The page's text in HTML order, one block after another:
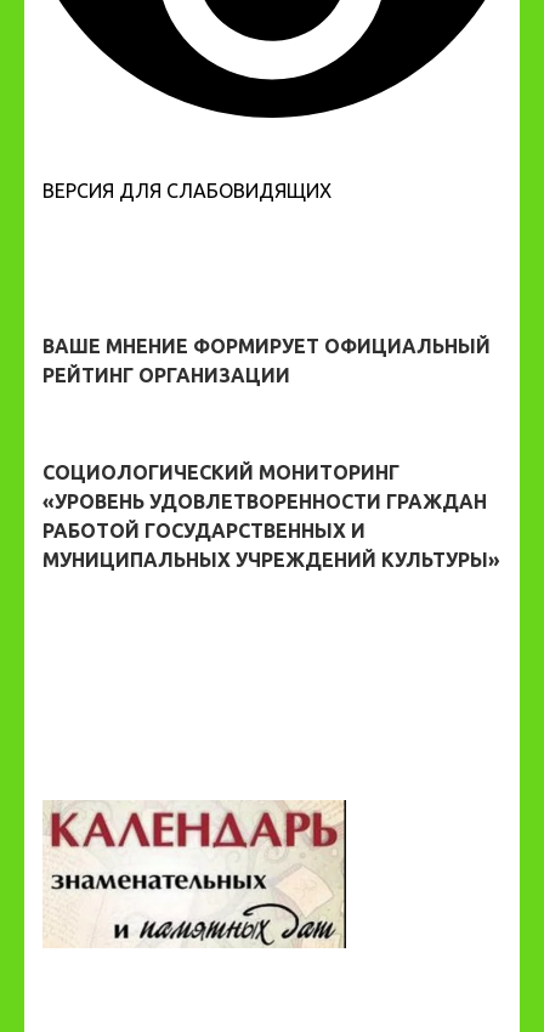
ВЕРСИЯ ДЛЯ СЛАБОВИДЯЩИХ
ВАШЕ МНЕНИЕ ФОРМИРУЕТ ОФИЦИАЛЬНЫЙ
РЕЙТИНГ ОРГАНИЗАЦИИ
СОЦИОЛОГИЧЕСКИЙ МОНИТОРИНГ
«УРОВЕНЬ УДОВЛЕТВОРЕННОСТИ ГРАЖДАН
РАБОТОЙ ГОСУДАРСТВЕННЫХ И
МУНИЦИПАЛЬНЫХ УЧРЕЖДЕНИЙ КУЛЬТУРЫ»